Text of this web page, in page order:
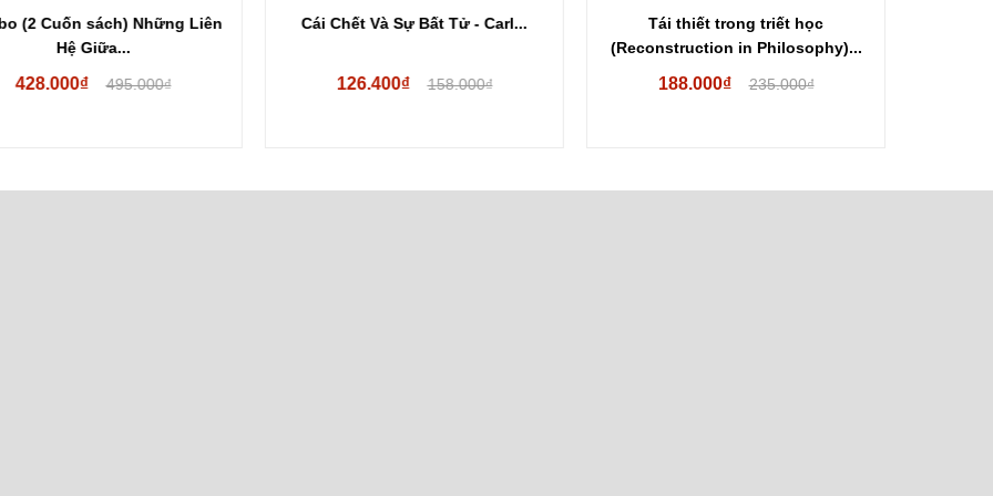
(2 Cuốn sách) Những Liên
Hệ Giữa...
428.000₫ 495.000₫
Cái Chết Và Sự Bất Tử - Carl...
126.400₫ 158.000₫
Tái thiết trong triết học
(Reconstruction in Philosophy)...
188.000₫ 235.000₫